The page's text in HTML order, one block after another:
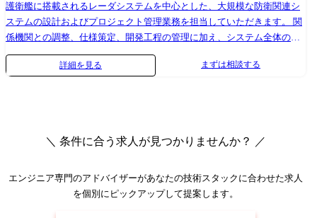
護衛艦に搭載されるレーダシステムを中心とした、大規模な防衛関連シ
ステムの設計およびプロジェクト管理業務を担当していただきます。 関
係機関との調整、仕様策定、開発工程の管理に加え、システム全体の品
質・納期・技術的完成度を確保しつつ、 予算管理やコスト最適化にも責
任を持って取り組んでいただきます。 ≪具体的には≫ 当社が開発・提供
務では、当課がプロジェクトの中核を担い、社内の研究所や各技術部門
して関わります。 プロジェクトは数年から十数年単位で進行し、予算規
模も数十億円規模に及ぶことが多く、国家レベルの防衛インフラに貢献
詳細を見る まずは相談する
＼ 条件に合う求人が見つかりませんか？ ／
エンジニア専門のアドバイザーがあなたの技術スタックに合わせた求人
を個別にピックアップして提案します。